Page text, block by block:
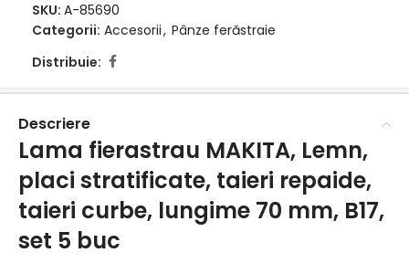
SKU: A-85690
Categorii: Accesorii, Pânze ferăstraie
Distribuie:
Descriere
Lama fierastrau MAKITA, Lemn,
placi stratificate, taieri repaide,
taieri curbe, lungime 70 mm, B17,
set 5 buc